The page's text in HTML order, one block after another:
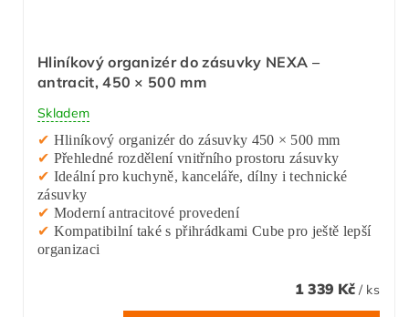
Hliníkový organizér do zásuvky NEXA –
antracit, 450 × 500 mm
Skladem
✔ Hliníkový organizér do zásuvky 450 × 500 mm
✔ Přehledné rozdělení vnitřního prostoru zásuvky
✔ Ideální pro kuchyně, kanceláře, dílny i technické
zásuvky
✔ Moderní antracitové provedení
✔ Kompatibilní také s přihrádkami Cube pro ještě lepší
organizaci
1 339 Kč / ks